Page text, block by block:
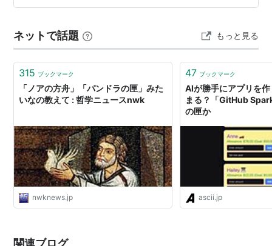
年少の友人をモデルにした作品。 『パンドラの匣』は
は、染谷将太主演で、小説家の川上未映子（！！！）、
仲里依紗、窪塚洋介らが出演した。 音楽は菊池成孔。…
ネットで話題 もっと見る
315 ブックマーク
「ノアの方舟」「パンドラの匣」みた
いなの教えて : 哲学ニュースnwk
nwknews.jp
47 ブックマーク
AIが勝手にアプリを
まる？「GitHub
の匣か
ascii.jp
関連ブログ